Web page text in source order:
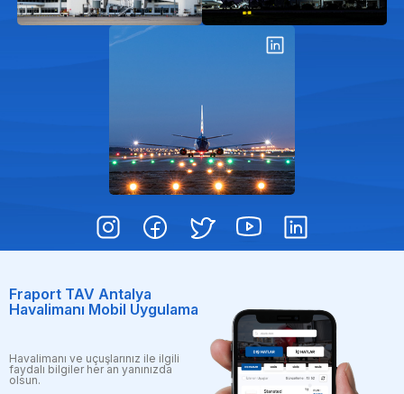
Fraport TAV Antalya
Havalimanı Mobil Uygulama
Havalimanı ve uçuşlarınız ile ilgili
faydalı bilgiler her an yanınızda
olsun.